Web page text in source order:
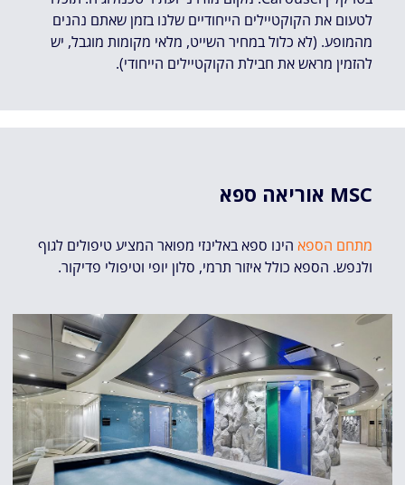
לטעום את הקוקטיילים הייחודיים שלנו בזמן שאתם נהנים
מהמופע. (לא כלול במחיר השייט, מלאי מקומות מוגבל, יש
להזמין מראש את חבילת הקוקטיילים הייחודי).
אוריאה ספא MSC
מתחם הספא הינו ספא באלינזי מפואר המציע טיפולים לגוף
ולנפש. הספא כולל איזור תרמי, סלון יופי וטיפולי פדיקור.